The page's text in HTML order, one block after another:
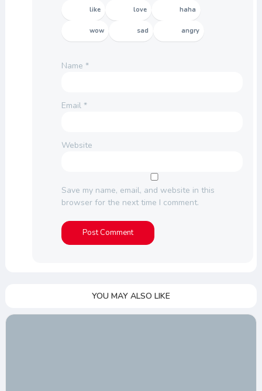
like love haha
wow sad angry
Name *
Email *
Website
Save my name, email, and website in this
browser for the next time I comment.
YOU MAY ALSO LIKE